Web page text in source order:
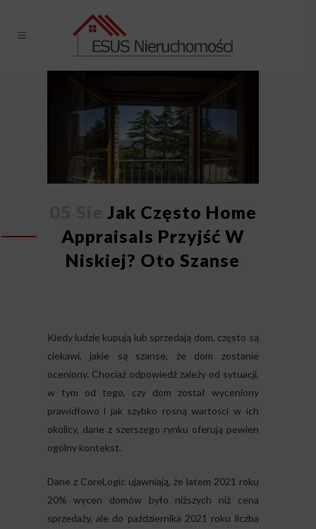
Jak Często Home
Appraisals Przyjść W
Niskiej? Oto Szanse
Kiedy ludzie kupują lub sprzedają dom, często są
ciekawi, jakie są szanse, że dom zostanie
oceniony. Chociaż odpowiedź zależy od sytuacji,
w tym od tego, czy dom został wyceniony
prawidłowo i jak szybko rosną wartości w ich
okolicy, dane z szerszego rynku oferują pewien
ogólny kontekst.
Dane z CoreLogic ujawniają, że latem 2021 roku
20% wycen domów było niższych niż cena
sprzedaży, ale do października 2021 roku liczba